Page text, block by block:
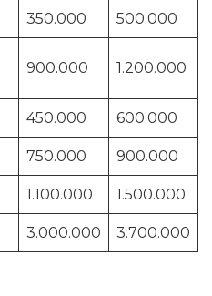
350.000 500.000
900.000 1.200.000
450.000 600.000
750.000 900.000
1.100.000 1.500.000
3.000.000 3.700.000